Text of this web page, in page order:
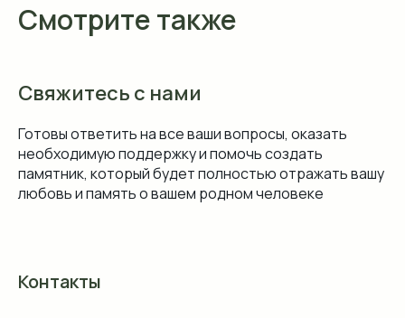
Смотрите также
Свяжитесь с нами
Готовы ответить на все ваши вопросы, оказать
необходимую поддержку и помочь создать
памятник, который будет полностью отражать вашу
любовь и память о вашем родном человеке
Контакты